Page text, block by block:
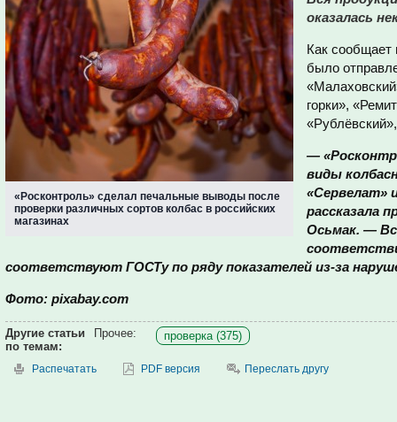
«Росконтроль» сделал печальные выводы после
проверки различных сортов колбас в российских
магазинах
оказалась
Как сообщает
было
горки»,
—
виды
«Сервелат»
рассказала
Осьмак. —
соответствуют ГОСТу по ряду показателей из-за
Фото: pixabay.com
Другие статьи
по темам:
Прочее: проверка (375)
Распечатать PDF версия Переслать другу